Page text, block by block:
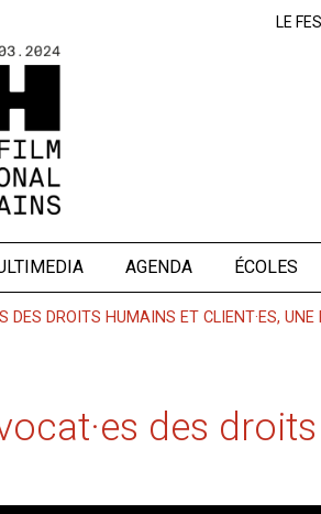
LE
AGENDA ÉCOLES
DES DROITS HUMAINS ET CLIENT·ES,
des